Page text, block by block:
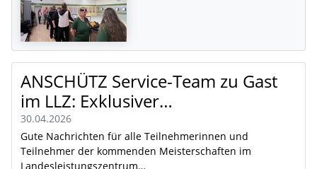
ANSCHÜTZ Service-Team zu Gast
im LLZ: Exklusiver…
30.04.2026
Gute Nachrichten für alle Teilnehmerinnen und
Teilnehmer der kommenden Meisterschaften im
Landesleistungszentrum…